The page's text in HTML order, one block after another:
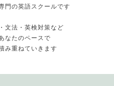
門の英語スクールです
文法・英検対策など
なたのペースで
み重ねていきます